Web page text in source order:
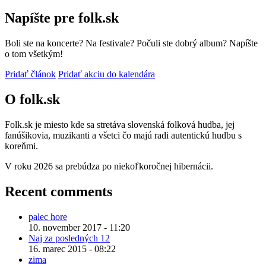
Napíšte pre folk.sk
Boli ste na koncerte? Na festivale? Počuli ste dobrý album? Napíšte
o tom všetkým!
Pridať článok Pridať akciu do kalendára
O folk.sk
Folk.sk je miesto kde sa stretáva slovenská folková hudba, jej
fanúšikovia, muzikanti a všetci čo majú radi autentickú hudbu s
koreňmi.
V roku 2026 sa prebúdza po niekoľkoročnej hibernácii.
Recent comments
palec hore
10. november 2017 - 11:20
Naj za posledných 12
16. marec 2015 - 08:22
zima